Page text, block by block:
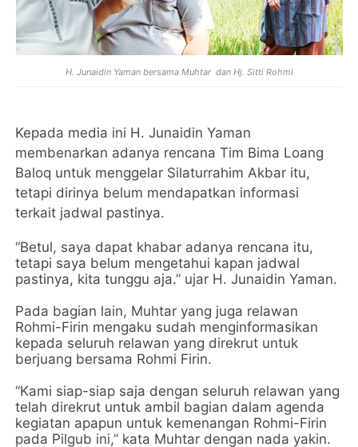
H. Junaidin Yaman bersama Muhtar dan Hj. Sitti Rohmi
Kepada media ini H. Junaidin Yaman
membenarkan adanya rencana Tim Bima Loang
Baloq untuk menggelar Silaturrahim Akbar itu,
tetapi dirinya belum mendapatkan informasi
terkait jadwal pastinya.
“Betul, saya dapat khabar adanya rencana itu,
tetapi saya belum mengetahui kapan jadwal
pastinya, kita tunggu aja.” ujar H. Junaidin Yaman.
Pada bagian lain, Muhtar yang juga relawan
Rohmi-Firin mengaku sudah menginformasikan
kepada seluruh relawan yang direkrut untuk
berjuang bersama Rohmi Firin.
“Kami siap-siap saja dengan seluruh relawan yang
telah direkrut untuk ambil bagian dalam agenda
kegiatan apapun untuk kemenangan Rohmi-Firin
pada Pilgub ini,” kata Muhtar dengan nada yakin.